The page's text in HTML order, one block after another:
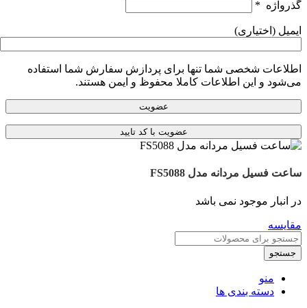
گذرواژه *
ایمیل (اختیاری)
اطلاعات شخصی شما تنها برای پردازش سفارش شما استفاده
می‌شود و این اطلاعات کاملا محفوظ و ایمن هستند.
عضویت
ساعت فسیل مردانه مدل FS5088
در انبار موجود نمی باشد
مقایسه
جستجو
منو
دسته بندی ها